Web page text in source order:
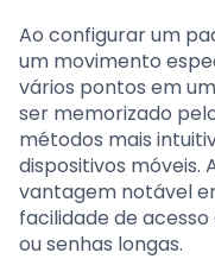
Ao configurar um
um movimento
vários pontos em
ser memorizado
métodos mais
dispositivos móveis.
vantagem notável
facilidade de
ou senhas longas.